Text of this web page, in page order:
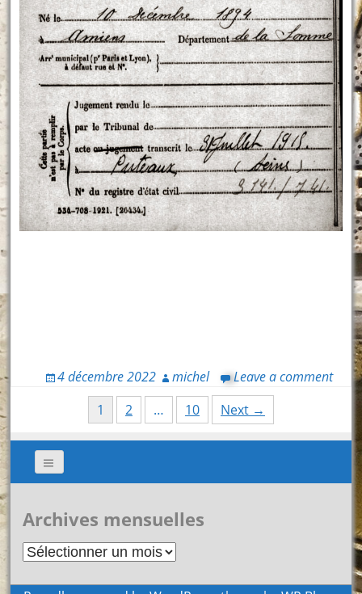
4 décembre 2022 michel Leave a comment
Posts
navigation
1 2 … 10 Next →
Archives mensuelles
Archives